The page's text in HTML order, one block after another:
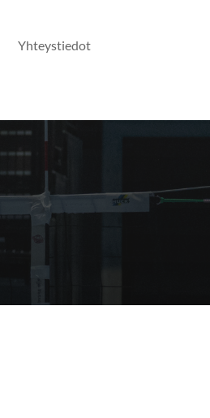
Yhteystiedot